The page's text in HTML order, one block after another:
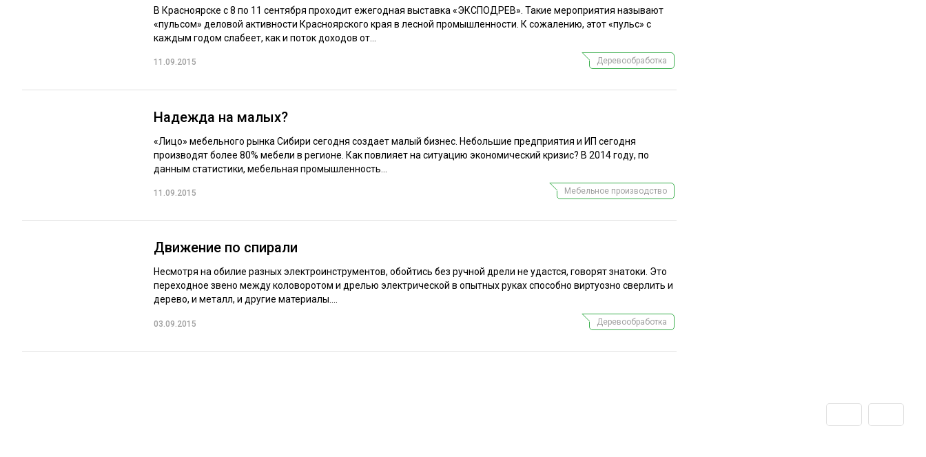
В Красноярске с 8 по 11 сентября проходит ежегодная выставка «ЭКСПОДРЕВ». Такие мероприятия называют
«пульсом» деловой активности Красноярского края в лесной промышленности. К сожалению, этот «пульс» с
каждым годом слабеет, как и поток доходов от...
11.09.2015 Деревообработка
Надежда на малых?
«Лицо» мебельного рынка Сибири сегодня создает малый бизнес. Небольшие предприятия и ИП сегодня
производят более 80% мебели в регионе. Как повлияет на ситуацию экономический кризис? В 2014 году, по
данным статистики, мебельная промышленность...
11.09.2015 Мебельное производство
Движение по спирали
Несмотря на обилие разных электроинструментов, обойтись без ручной дрели не удастся, говорят знатоки. Это
переходное звено между коловоротом и дрелью электрической в опытных руках способно виртуозно сверлить и
дерево, и металл, и другие материалы....
03.09.2015 Деревообработка